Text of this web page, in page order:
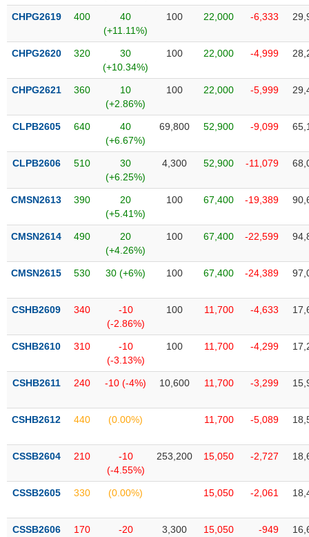
CHPG2619 400
40
(+11.11%)
100 22,000 -6,333
CHPG2620 320
30
(+10.34%)
100 22,000 -4,999
CHPG2621 360
10
(+2.86%)
100 22,000 -5,999
CLPB2605 640
40
(+6.67%)
69,800 52,900 -9,099
CLPB2606 510
30
(+6.25%)
4,300 52,900 -11,079
CMSN2613 390
20
(+5.41%)
100 67,400 -19,389
CMSN2614 490
20
(+4.26%)
100 67,400 -22,599
CMSN2615 530 30 (+6%) 100 67,400 -24,389
CSHB2609 340
-10
(-2.86%)
100 11,700 -4,633
CSHB2610 310
-10
(-3.13%)
100 11,700 -4,299
CSHB2611 240 -10 (-4%) 10,600 11,700 -3,299
CSHB2612 440 (0.00%) 11,700 -5,089
CSSB2604 210
-10
(-4.55%)
253,200 15,050 -2,727
CSSB2605 330 (0.00%) 15,050 -2,061
CSSB2606 170
-20
3,300 15,050 -949
Tin
(-)
Bài
tác
Báo
cáo
tích
(-)
Thuật
(-)
Dịch
vụ
Đào
tạo
Sách
chính